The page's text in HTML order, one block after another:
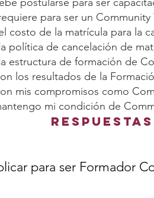
para ser un Community
costo de la matrícula para la
política de cancelación de
estructura de formación de
los resultados de la
mis compromisos como
mi condición de
para ser Formador